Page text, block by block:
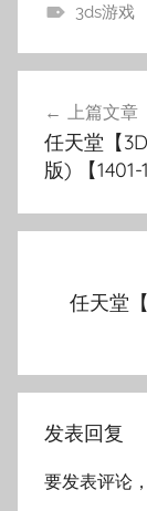
3ds游戏
导
航
上篇文章
任天堂【
版) 【
任天堂
发表回复
要发表评论